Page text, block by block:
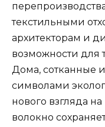
текстильными
архитекторам и
возможности для
Дома, сотканные
символами
нового взгляда
волокно